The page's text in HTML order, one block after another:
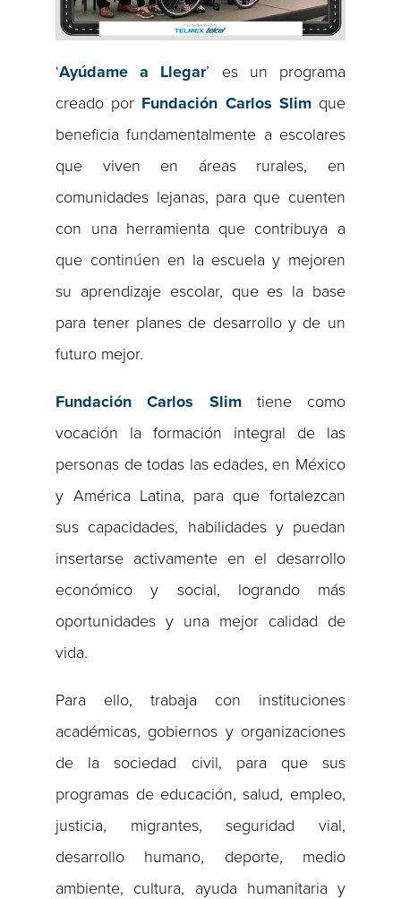
‘Ayúdame a Llegar’ es un programa
creado por Fundación Carlos Slimque
beneficia fundamentalmente a escolares
que viven en áreas rurales, en
comunidades lejanas, para que cuenten
con una herramienta que contribuya a
que continúen en la escuela y mejoren
su aprendizaje escolar, que es la base
para tener planes de desarrollo y de un
futuro mejor.
Fundación Carlos Slimtiene como
vocación la formación integral de las
personas de todas las edades, en México
y América Latina, para que fortalezcan
sus capacidades, habilidades y puedan
insertarse activamente en el desarrollo
económico y social, logrando más
oportunidades y una mejor calidad de
vida.
Para ello, trabaja con instituciones
académicas, gobiernos y organizaciones
de la sociedad civil, para que sus
programas de educación, salud, empleo,
justicia, migrantes, seguridad vial,
desarrollo humano, deporte, medio
ambiente, cultura, ayuda humanitaria y